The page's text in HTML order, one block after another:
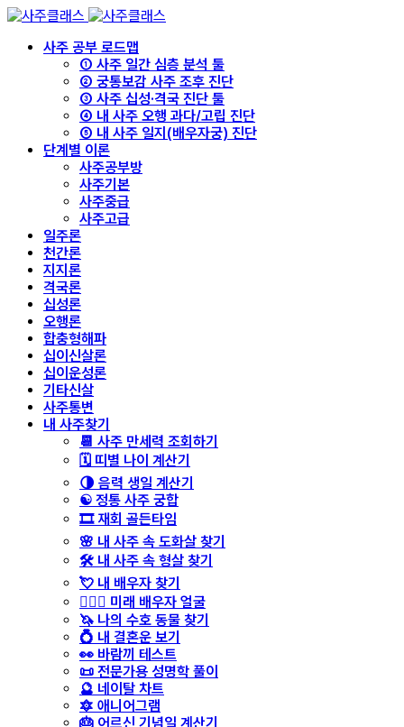
사주 공부 로드맵
① 사주 일간 심층 분석 툴
② 궁통보감 사주 조후 진단
③ 사주 십성·격국 진단 툴
④ 내 사주 오행 과다/고립 진단
⑤ 내 사주 일지(배우자궁) 진단
단계별 이론
사주공부방
사주기본
사주중급
사주고급
일주론
천간론
지지론
격국론
십성론
오행론
합충형해파
십이신살론
십이운성론
기타신살
사주통변
내 사주찾기
📆 사주 만세력 조회하기
🗓️ 띠별 나이 계산기
🌗 음력 생일 계산기
☯️ 정통 사주 궁합
🎞️ 재회 골든타임
🌸 내 사주 속 도화살 찾기
🛠️ 내 사주 속 형살 찾기
💘 내 배우자 찾기
👩‍❤️‍👨 미래 배우자 얼굴
🦄 나의 수호 동물 찾기
💍 내 결혼운 보기
👀 바람끼 테스트
📜 전문가용 성명학 풀이
🔮 네이탈 차트
🔯 애니어그램
🎂 어르신 기념일 계산기